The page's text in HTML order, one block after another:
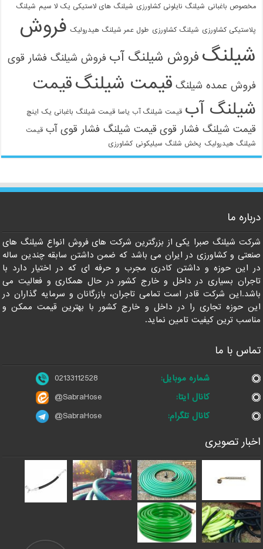
مخصوص باغبانی شیلنگ نایلونی کشاورزی شیلنگ های لاستیکی یک لا سیم شیلنگ
پلاستیکی کشاورزی شیلنگ کشاورزی طول عمر شیلنگ هیدرولیک فروش
شیلنگ فروش شیلنگ آب فروش شیلنگ فشار قوی
فروش عمده شیلنگ قیمت شیلنگقیمت
شیلنگ آب قیمت شیلنگ آب یاسا قیمت شیلنگ باغبانی یک اینچ
قیمت شیلنگ فشار قوی قیمت شیلنگ فشار قوی آب قیمت
شیلنگ هیدرولیک پخش شلنگ سیلیکونی کشاورزی
درباره ما
شرکت شیلنگ صبرا یکی از بزرگترین شرکت های فروش انواع شیلنگ های
صنعتی و کشاورزی در ایران می باشد که ضمن داشتن سابقه چندین ساله
در این حوزه و داشتن کادری مجرب و حرفه ای که در اختیار دارد با
تاجران بسیاری در داخل و خارج کشور در حال همکاری و فعالیت می
باشد.این شرکت قادر است تمامی تاجران، بازرگانان و سرمایه گذاران در
این حوزه تجاری را در داخل و خارج کشور با بهترین قیمت ممکن و
مناسب ترین کیفیت تامین نماید.
تماس با ما
شماره موبایل:
02133112528
کانال ایتا:
@SabraHose
کانال تلگرام:
@SabraHose
اخبار تصویری
021-33112528